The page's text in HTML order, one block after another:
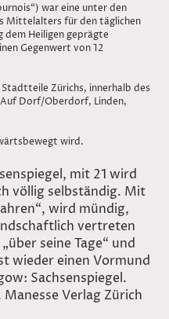
war eine unter den
Mittelalters für den täglichen
dem Heiligen geprägte
Gegenwert von 12
Zürichs, innerhalb des
Dorf/Oberdorf, Linden,
wird.
mit 21 wird
völlig selbständig. Mit
wird mündig,
vertreten
seine Tage“ und
wieder einen Vormund
Sachsenspiegel.
Verlag Zürich